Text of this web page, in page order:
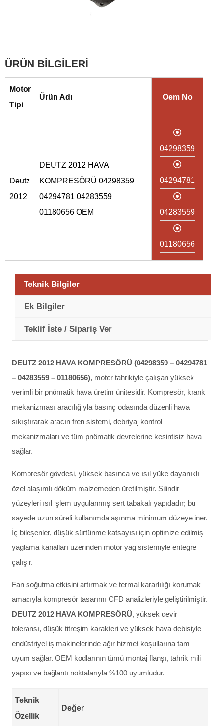
ÜRÜN BİLGİLERİ
Motor
Tipi
Ürün Adı Oem No
Deutz
2012
DEUTZ 2012 HAVA
KOMPRESÖRÜ 04298359
04294781 04283559
01180656 OEM
04298359
04294781
04283559
01180656
Teknik Bilgiler
Ek Bilgiler
Teklif İste / Sipariş Ver
DEUTZ 2012 HAVA KOMPRESÖRÜ (04298359 – 04294781
– 04283559 – 01180656), motor tahrikiyle çalışan yüksek
verimli bir pnömatik hava üretim ünitesidir. Kompresör, krank
mekanizması aracılığıyla basınç odasında düzenli hava
sıkıştırarak aracın fren sistemi, debriyaj kontrol
mekanizmaları ve tüm pnömatik devrelerine kesintisiz hava
sağlar.
Kompresör gövdesi, yüksek basınca ve ısıl yüke dayanıklı
özel alaşımlı döküm malzemeden üretilmiştir. Silindir
yüzeyleri ısıl işlem uygulanmış sert tabakalı yapıdadır; bu
sayede uzun süreli kullanımda aşınma minimum düzeye iner.
İç bileşenler, düşük sürtünme katsayısı için optimize edilmiş
yağlama kanalları üzerinden motor yağ sistemiyle entegre
çalışır.
Fan soğutma etkisini artırmak ve termal kararlılığı korumak
amacıyla kompresör tasarımı CFD analizleriyle geliştirilmiştir.
DEUTZ 2012 HAVA KOMPRESÖRÜ, yüksek devir
toleransı, düşük titreşim karakteri ve yüksek hava debisiyle
endüstriyel iş makinelerinde ağır hizmet koşullarına tam
uyum sağlar. OEM kodlarının tümü montaj flanşı, tahrik mili
yapısı ve bağlantı noktalarıyla %100 uyumludur.
Teknik
Özellik
Değer